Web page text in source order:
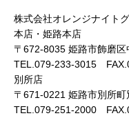
株式会社オレンジナイト
本店・姫路本店
〒672-8035 姫路市飾磨
TEL.079-233-3015
別所店
〒671-0221 姫路市別所町
TEL.079-251-2000